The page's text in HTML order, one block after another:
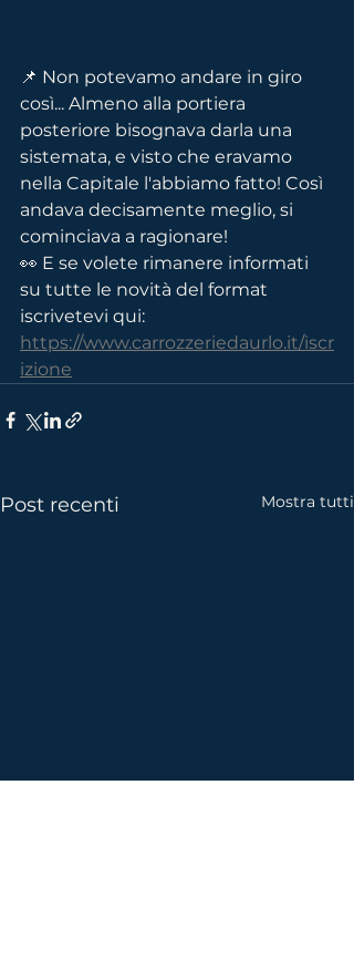
📌 Non potevamo andare in giro
così... Almeno alla portiera
posteriore bisognava darla una
sistemata, e visto che eravamo
nella Capitale l'abbiamo fatto! Così
andava decisamente meglio, si
cominciava a ragionare!
👀 E se volete rimanere informati
su tutte le novità del format
iscrivetevi qui:
https://www.carrozzeriedaurlo.it/iscr
izione
Post recenti Mostra tutti